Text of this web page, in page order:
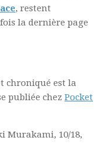
, restent
la dernière page
chroniqué est la
publiée chez Pocket
Murakami, 10/18,